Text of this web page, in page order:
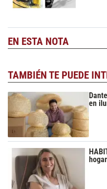
EN ESTA NOTA
TAMBIÉN TE PUEDE
en
hogar